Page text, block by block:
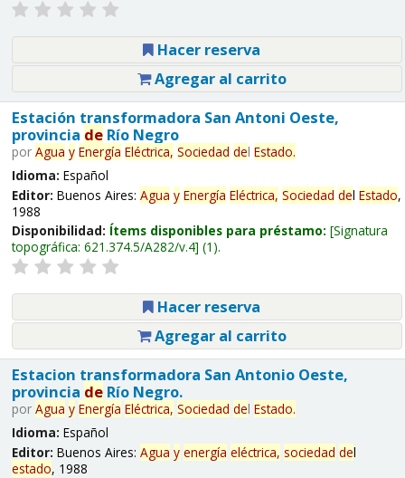
Hacer reserva
Agregar al carrito
Estación transformadora San Antoni Oeste,
provincia deRío Negro
por Agua y Energía Eléctrica, Sociedad del Estado.
Idioma: Español
Editor: Buenos Aires: Agua y Energía Eléctrica, Sociedad del Estado,
1988
Disponibilidad: Ítems disponibles para préstamo: Signatura
topográfica: 621.374.5/A282/v.4 (1).
Hacer reserva
Agregar al carrito
Estacion transformadora San Antonio Oeste,
provincia deRío Negro.
por Agua y Energía Eléctrica, Sociedad del Estado.
Idioma: Español
Editor: Buenos Aires: Agua y energía eléctrica, sociedad del
estado, 1988